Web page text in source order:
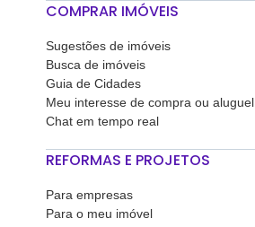
COMPRAR IMÓVEIS
Sugestões de imóveis
Busca de imóveis
Guia de Cidades
Meu interesse de compra ou aluguel
Chat em tempo real
REFORMAS E PROJETOS
Para empresas
Para o meu imóvel